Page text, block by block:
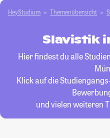
HeyStudium Themenübersicht
Slavistik
Hier findest du alle
Klick auf die
und vielen weiteren